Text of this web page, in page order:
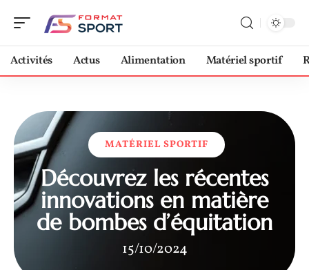
Activités Actus Alimentation Matériel sportif
MATÉRIEL SPORTIF
Découvrez les récentes
innovations en matière
de bombes d’équitation
15/10/2024